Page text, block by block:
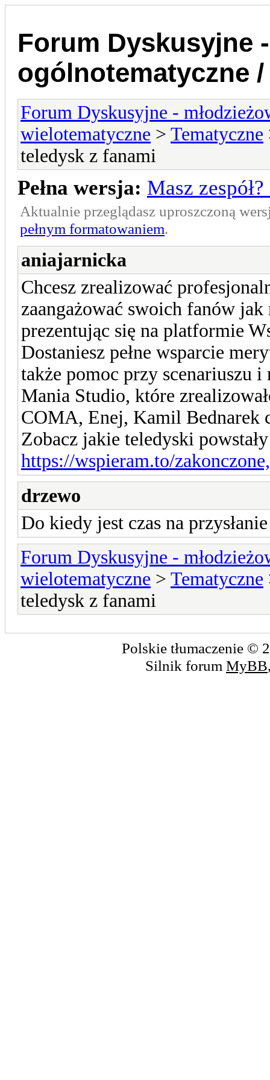
Forum Dyskusyjne
ogólnotematyczne
Forum Dyskusyjne -
wielotematyczne > Tematyczne
teledysk z fanami
Pełna wersja: Masz
Aktualnie przeglądasz uproszczoną
pełnym formatowaniem.
aniajarnicka
Chcesz zrealizować
zaangażować swoich fanów
prezentując się na platformie
Dostaniesz pełne wsparcie
także pomoc przy scenariuszu
Mania Studio, które
COMA, Enej, Kamil Bednarek
Zobacz jakie teledyski
https://wspieram.to/
drzewo
Do kiedy jest czas na przysłanie
Forum Dyskusyjne -
wielotematyczne > Tematyczne
teledysk z fanami
Polskie tłumaczenie ©
Silnik forum MyBB